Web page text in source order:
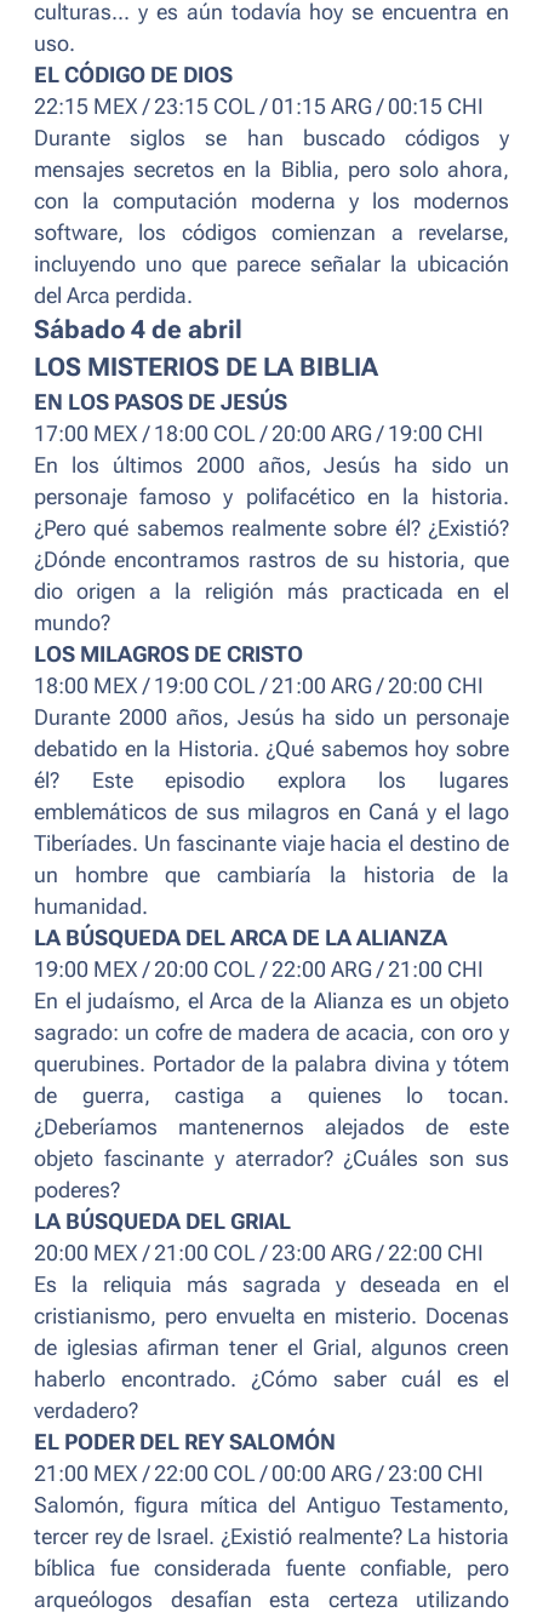
culturas... y es aún todavía hoy se encuentra en
uso.
EL CÓDIGO DE DIOS
22:15 MEX / 23:15 COL / 01:15 ARG / 00:15 CHI
Durante siglos se han buscado códigos y
mensajes secretos en la Biblia, pero solo ahora,
con la computación moderna y los modernos
software, los códigos comienzan a revelarse,
incluyendo uno que parece señalar la ubicación
del Arca perdida.
Sábado 4 de abril
LOS MISTERIOS DE LA BIBLIA
EN LOS PASOS DE JESÚS
17:00 MEX / 18:00 COL / 20:00 ARG / 19:00 CHI
En los últimos 2000 años, Jesús ha sido un
personaje famoso y polifacético en la historia.
¿Pero qué sabemos realmente sobre él? ¿Existió?
¿Dónde encontramos rastros de su historia, que
dio origen a la religión más practicada en el
mundo?
LOS MILAGROS DE CRISTO
18:00 MEX / 19:00 COL / 21:00 ARG / 20:00 CHI
Durante 2000 años, Jesús ha sido un personaje
debatido en la Historia. ¿Qué sabemos hoy sobre
él? Este episodio explora los lugares
emblemáticos de sus milagros en Caná y el lago
Tiberíades. Un fascinante viaje hacia el destino de
un hombre que cambiaría la historia de la
humanidad.
LA BÚSQUEDA DEL ARCA DE LA ALIANZA
19:00 MEX / 20:00 COL / 22:00 ARG / 21:00 CHI
En el judaísmo, el Arca de la Alianza es un objeto
sagrado: un cofre de madera de acacia, con oro y
querubines. Portador de la palabra divina y tótem
de guerra, castiga a quienes lo tocan.
¿Deberíamos mantenernos alejados de este
objeto fascinante y aterrador? ¿Cuáles son sus
poderes?
LA BÚSQUEDA DEL GRIAL
20:00 MEX / 21:00 COL / 23:00 ARG / 22:00 CHI
Es la reliquia más sagrada y deseada en el
cristianismo, pero envuelta en misterio. Docenas
de iglesias afirman tener el Grial, algunos creen
haberlo encontrado. ¿Cómo saber cuál es el
verdadero?
EL PODER DEL REY SALOMÓN
21:00 MEX / 22:00 COL / 00:00 ARG / 23:00 CHI
Salomón, figura mítica del Antiguo Testamento,
tercer rey de Israel. ¿Existió realmente? La historia
bíblica fue considerada fuente confiable, pero
arqueólogos desafían esta certeza utilizando